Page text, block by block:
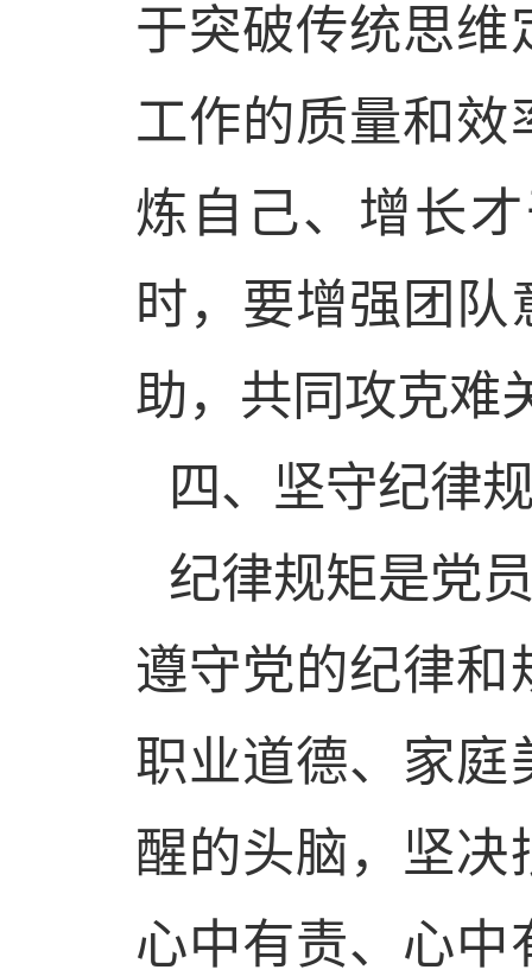
于突破传统思
工作的质量和
炼自己、增长
时，要增强团
助，共同攻克难
四、坚守纪律
纪律规矩是党
遵守党的纪律
职业道德、家庭
醒的头脑，坚
心中有责、心